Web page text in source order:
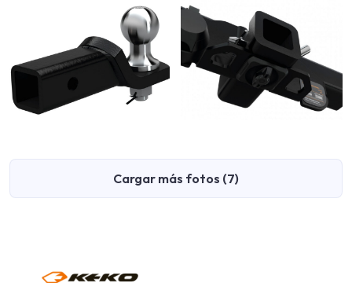
Cargar más fotos (7)